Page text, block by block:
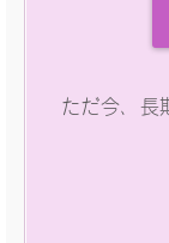
ただ今、長